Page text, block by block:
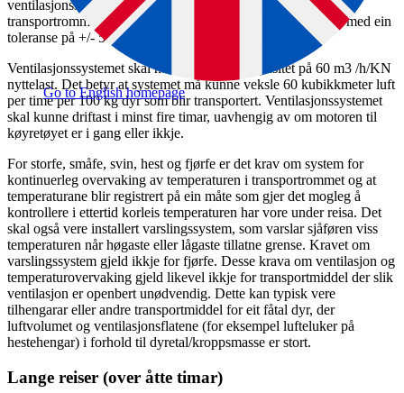
Go to English homepage
ventilasjonssystem som sikrar at temperaturen inne i
transportrommet kan haldast innanfor intervallet 5 ºC–30 C med ein
toleranse på +/- 5 ºC, avhengig av utetemperaturen.
Ventilasjonssystemet skal ha ein nominell kapasitet på 60 m3 /h/KN
nyttelast. Det betyr at systemet må kunne veksle 60 kubikkmeter luft
per time per 100 kg dyr som blir transportert. Ventilasjonssystemet
skal kunne driftast i minst fire timar, uavhengig av om motoren til
køyretøyet er i gang eller ikkje.
For storfe, småfe, svin, hest og fjørfe er det krav om system for
kontinuerleg overvaking av temperaturen i transportrommet og at
temperaturane blir registrert på ein måte som gjer det mogleg å
kontrollere i ettertid korleis temperaturen har vore under reisa. Det
skal også vere installert varslingssystem, som varslar sjåføren viss
temperaturen når høgaste eller lågaste tillatne grense. Kravet om
varslingssystem gjeld ikkje for fjørfe. Desse krava om ventilasjon og
temperaturovervaking gjeld likevel ikkje for transportmiddel der slik
ventilasjon er openbert unødvendig. Dette kan typisk vere
tilhengarar eller andre transportmiddel for eit fåtal dyr, der
luftvolumet og ventilasjonsflatene (for eksempel lufteluker på
hestehengar) i forhold til dyretal/kroppsmasse er stort.
Lange reiser (over åtte timar)